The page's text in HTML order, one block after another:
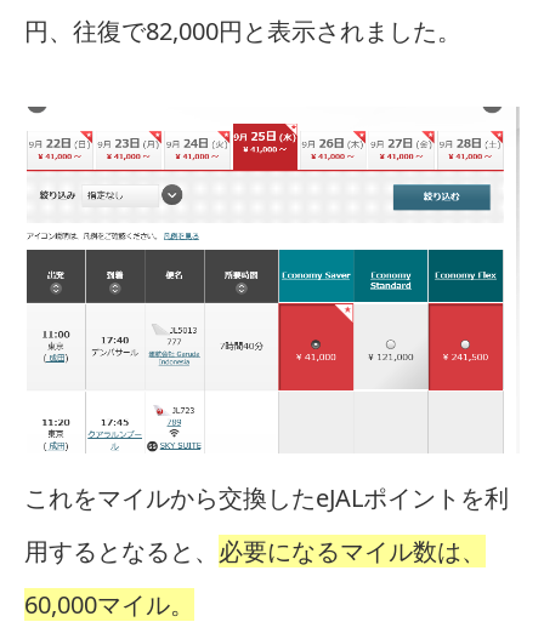
円、往復で82,000円と表示されました。
これをマイルから交換したeJALポイントを利
用するとなると、 必要になるマイル数は、
60,000マイル。